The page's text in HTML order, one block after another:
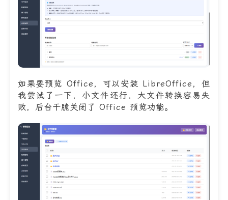
如果要预览 Office，可以安装 LibreOffice，但
我尝试了一下，小文件还行，大文件转换容易失
败，后台干脆关闭了 Office 预览功能。